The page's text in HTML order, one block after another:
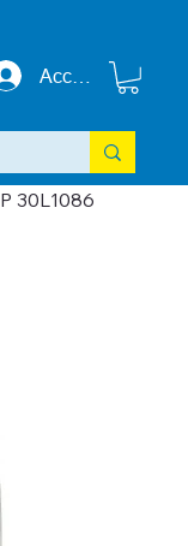
Accedi
30L1086